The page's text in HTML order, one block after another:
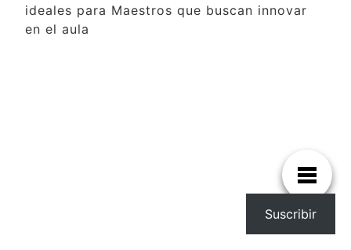
ideales para Maestros que buscan innovar
en el aula
Suscribir